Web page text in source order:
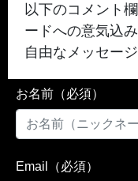
以下のコメント
ードへの意気込
自由なメッセー
お名前（必須）
Email（必須）